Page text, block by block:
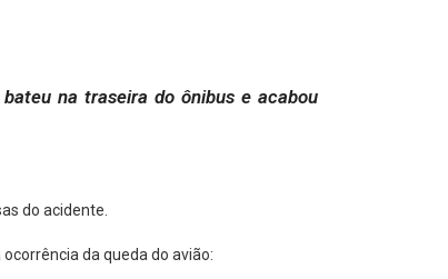
na traseira do ônibus e acabou
do acidente.
da queda do avião: